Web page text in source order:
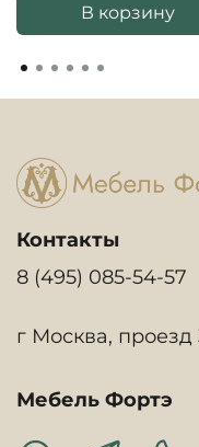
В корзину
Контакты
8 (495) 085-54-57
г Москва,
Мебель Фортэ